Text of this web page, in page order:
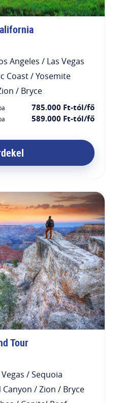
Angeles / Las Vegas
Coast / Yosemite
/ Bryce
785.000 Ft-tól/fő
589.000 Ft-tól/fő
Tour
/ Sequoia
/ Zion / Bryce